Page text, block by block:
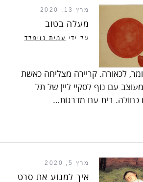
מרץ 13, 2020
מעלה בטוב
על ידי עמית נויפלד
לכאורה. קריירה מצליחה כאשת
עם נוף לסקיי ליין של תל
כחולה. בית עם מדרגות…
מרץ 5, 2020
איך למנוע את סרט